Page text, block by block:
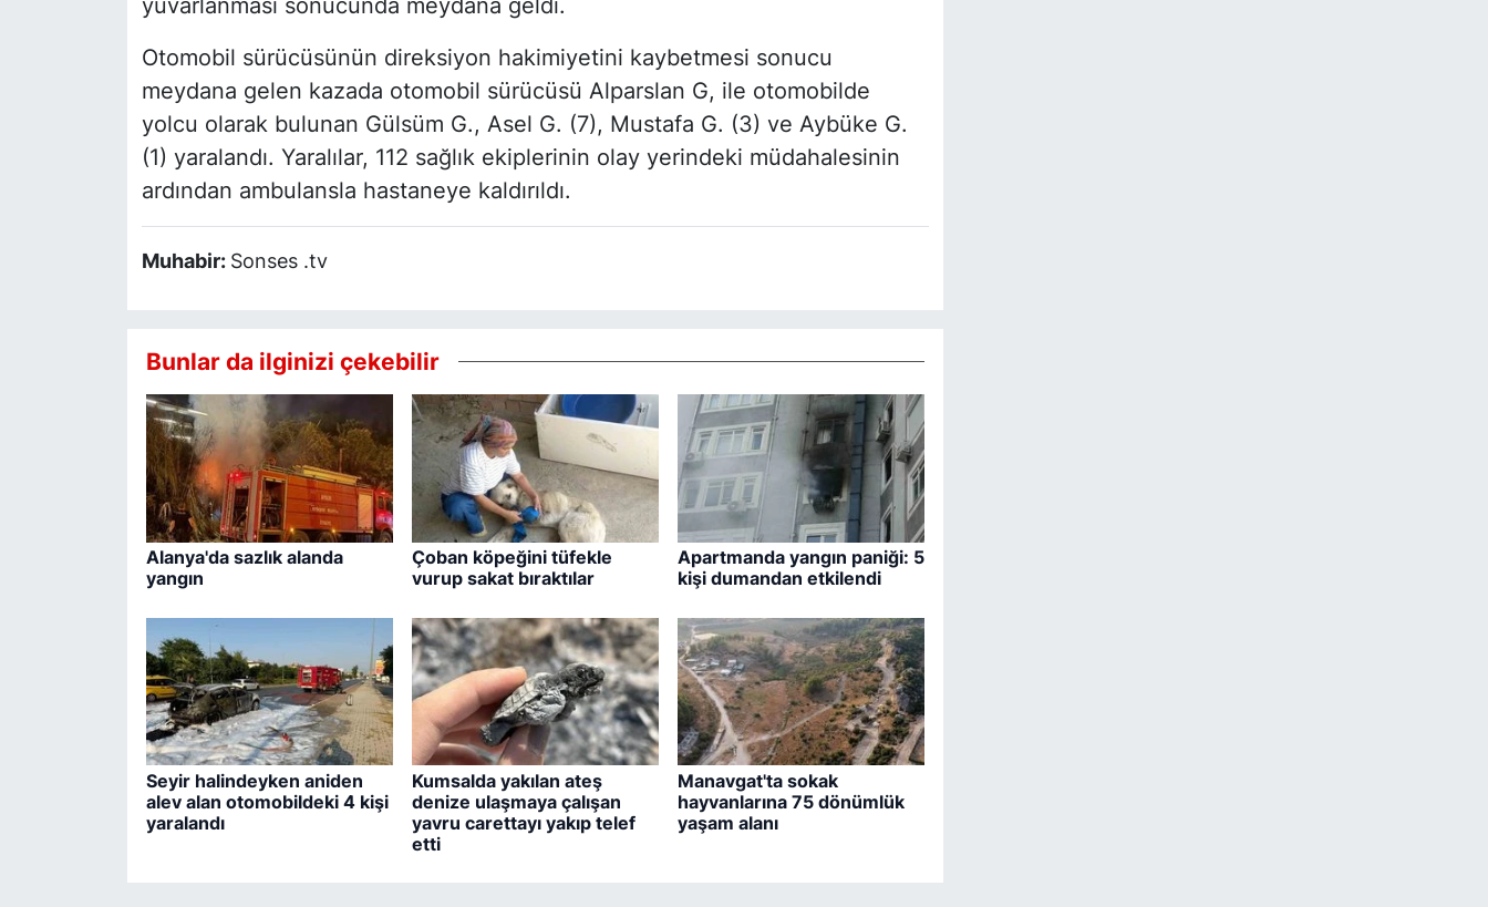
yuvarlanması sonucunda meydana geldi.
Otomobil sürücüsünün direksiyon hakimiyetini kaybetmesi sonucu
meydana gelen kazada otomobil sürücüsü Alparslan G, ile otomobilde
yolcu olarak bulunan Gülsüm G., Asel G. (7), Mustafa G. (3) ve Aybüke G.
(1) yaralandı. Yaralılar, 112 sağlık ekiplerinin olay yerindeki müdahalesinin
ardından ambulansla hastaneye kaldırıldı.
Muhabir: Sonses .tv
Bunlar da ilginizi çekebilir
Alanya'da sazlık alanda
yangın
Çoban köpeğini tüfekle
vurup sakat bıraktılar
Apartmanda yangın paniği: 5
kişi dumandan etkilendi
Seyir halindeyken aniden
alev alan otomobildeki 4 kişi
yaralandı
Kumsalda yakılan ateş
denize ulaşmaya çalışan
yavru carettayı yakıp telef
etti
Manavgat'ta sokak
hayvanlarına 75 dönümlük
yaşam alanı